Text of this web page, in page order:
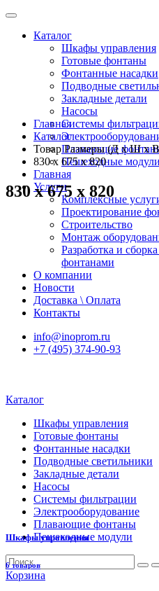
Каталог
Шкафы управления
Готовые фонтаны
Фонтанные насадки
Подводные
Закладные детали
Насосы
Системы
Плавающие
Пешеходные модули
Главная
Услуги
Комплексные
Проектирование
Строительство
Монтаж
Разработка и
фонтанами
О компании
Новости
Доставка \ Оплата
Контакты
info@inoprom.ru
+7 (495) 374-90-93
Каталог
Шкафы управления
Готовые фонтаны
Фонтанные насадки
Подводные светильники
Закладные детали
Насосы
Системы фильтрации
Электрооборудование
Плавающие фонтаны
Пешеходные модули
Корзина
Главная
Каталог
Товар Размеры (Д х Ш х
830 x 675 x 820
830 x 675 x 820
Шкафы управления
6 товаров